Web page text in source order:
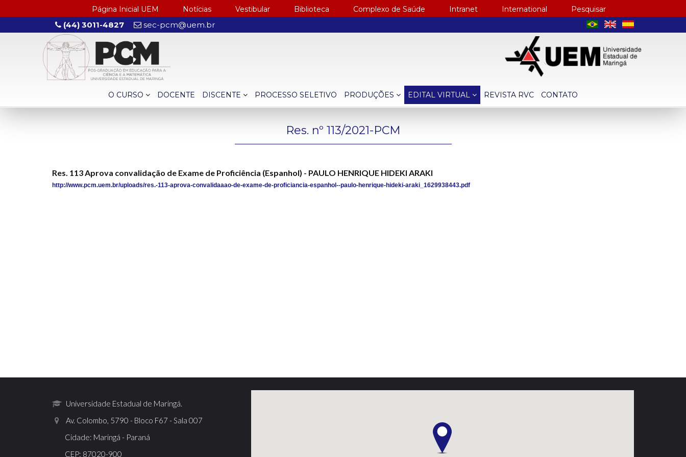
Página Inicial UEM Notícias Vestibular Biblioteca Complexo de Saúde Intranet International Pesquisar
(44) 3011-4827 sec-pcm@uem.br
O CURSO DOCENTE DISCENTE PROCESSO SELETIVO PRODUÇÕES EDITAL VIRTUAL REVISTA RVC CONTATO
Res. nº 113/2021-PCM
Res. 113 Aprova convalidação de Exame de Proficiência (Espanhol) - PAULO HENRIQUE HIDEKI ARAKI
http://www.pcm.uem.br/uploads/res.-113-aprova-convalidaaao-de-exame-de-proficiancia-espanhol--paulo-henrique-hideki-araki_1629938443.pdf
Universidade Estadual de Maringá.
Av. Colombo, 5790 - Bloco F67 - Sala 007
Cidade: Maringá - Paraná
CEP: 87020-900